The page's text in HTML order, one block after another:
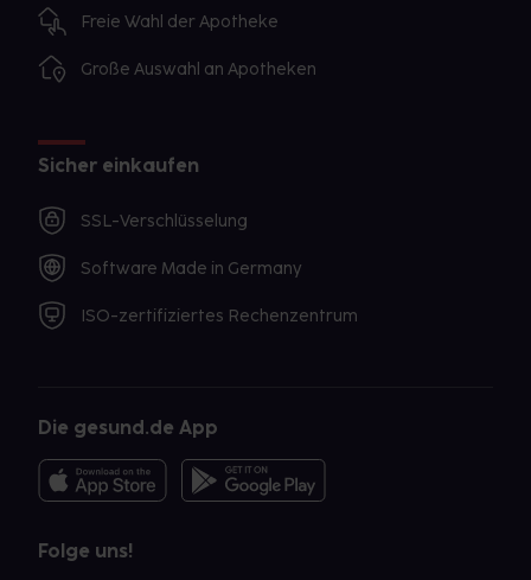
Freie Wahl der Apotheke
Große Auswahl an Apotheken
Sicher einkaufen
SSL-Verschlüsselung
Software Made in Germany
ISO-zertifiziertes Rechenzentrum
Die gesund.de App
Folge uns!